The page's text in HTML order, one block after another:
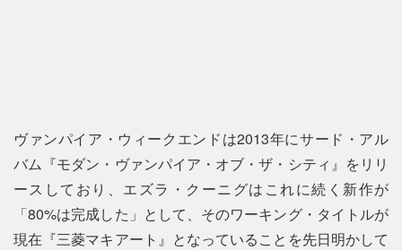
ヴァンパイア・ウィークエンドは2013年にサード・アル
バム『モダン・ヴァンパイア・オブ・ザ・シティ』をリリ
ースしており、エズラ・クーニグはこれに続く新作が
「80%は完成した」として、そのワーキング・タイトルが
現在『三菱マキアート』となっていることを先日明かして